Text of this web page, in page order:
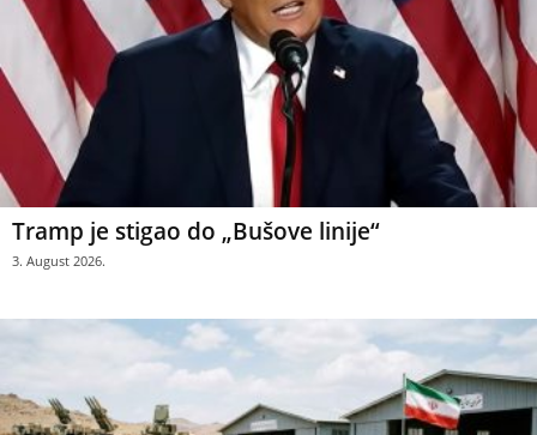
Tramp je stigao do „Bušove linije“
3. August 2026.